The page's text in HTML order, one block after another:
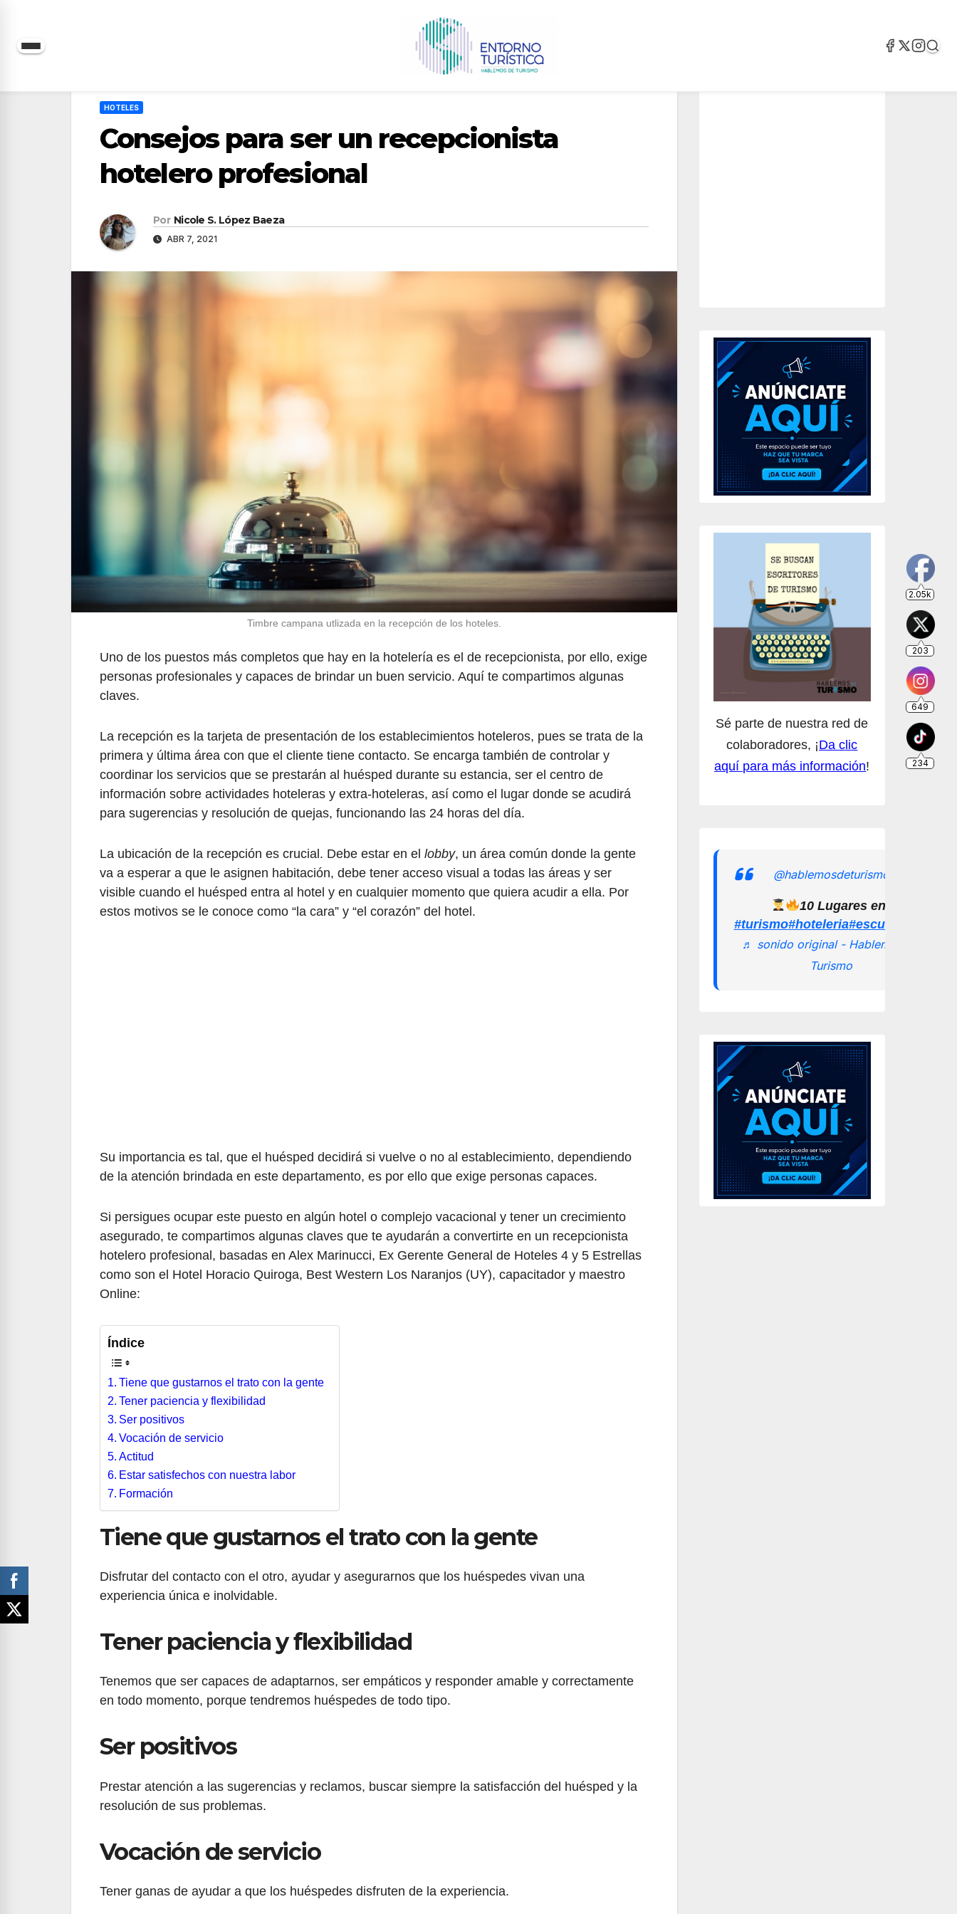
Saltar
HOTELES
Consejos para ser un recepcionista
hotelero profesional
Por Nicole S. López Baeza
ABR 7, 2021
Timbre campana utlizada en la recepción de los hoteles.
Uno de los puestos más completos que hay en la hotelería es el de recepcionista, por ello, exige
personas profesionales y capaces de brindar un buen servicio. Aquí te compartimos algunas
claves.
La recepción es la tarjeta de presentación de los establecimientos hoteleros, pues se trata de la
primera y última área con que el cliente tiene contacto. Se encarga también de controlar y
coordinar los servicios que se prestarán al huésped durante su estancia, ser el centro de
información sobre actividades hoteleras y extra-hoteleras, así como el lugar donde se acudirá
para sugerencias y resolución de quejas, funcionando las 24 horas del día.
La ubicación de la recepción es crucial. Debe estar en el lobby, un área común donde la gente
va a esperar a que le asignen habitación, debe tener acceso visual a todas las áreas y ser
visible cuando el huésped entra al hotel y en cualquier momento que quiera acudir a ella. Por
estos motivos se le conoce como “la cara” y “el corazón” del hotel.
Su importancia es tal, que el huésped decidirá si vuelve o no al establecimiento, dependiendo
de la atención brindada en este departamento, es por ello que exige personas capaces.
Si persigues ocupar este puesto en algún hotel o complejo vacacional y tener un crecimiento
asegurado, te compartimos algunas claves que te ayudarán a convertirte en un recepcionista
hotelero profesional, basadas en Alex Marinucci, Ex Gerente General de Hoteles 4 y 5 Estrellas
como son el Hotel Horacio Quiroga, Best Western Los Naranjos (UY), capacitador y maestro
Online:
Índice
Tiene que gustarnos el trato con la gente
Tener paciencia y flexibilidad
Ser positivos
Vocación de servicio
Actitud
Estar satisfechos con nuestra labor
Formación
Tiene que gustarnos el trato con la gente
Disfrutar del contacto con el otro, ayudar y asegurarnos que los huéspedes vivan una
experiencia única e inolvidable.
Tener paciencia y flexibilidad
Tenemos que ser capaces de adaptarnos, ser empáticos y responder amable y correctamente
en todo momento, porque tendremos huéspedes de todo tipo.
Ser positivos
Prestar atención a las sugerencias y reclamos, buscar siempre la satisfacción del huésped y la
resolución de sus problemas.
Vocación de servicio
Tener ganas de ayudar a que los huéspedes disfruten de la experiencia.
Sé parte de nuestra red de
colaboradores, ¡Da clic
aquí para más información!
@hablemosdeturismomx
10 Lugares en los que
#turismo#hoteleria
♬ sonido original - Hablemos de
Turismo